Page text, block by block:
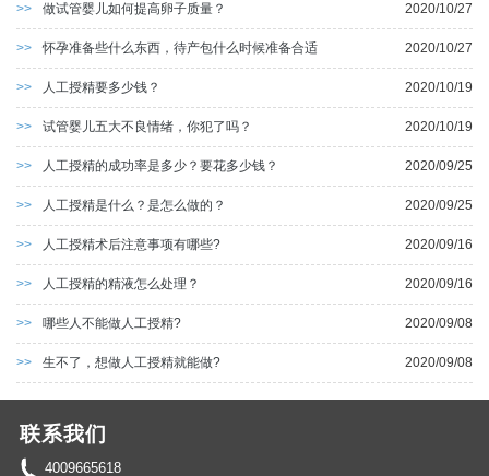
>> 做试管婴儿如何提高卵子质量？ 2020/10/27
>> 怀孕准备些什么东西，待产包什么时候准备合适 2020/10/27
>> 人工授精要多少钱？ 2020/10/19
>> 试管婴儿五大不良情绪，你犯了吗？ 2020/10/19
>> 人工授精的成功率是多少？要花多少钱？ 2020/09/25
>> 人工授精是什么？是怎么做的？ 2020/09/25
>> 人工授精术后注意事项有哪些? 2020/09/16
>> 人工授精的精液怎么处理？ 2020/09/16
>> 哪些人不能做人工授精? 2020/09/08
>> 生不了，想做人工授精就能做? 2020/09/08
联系我们
4009665618